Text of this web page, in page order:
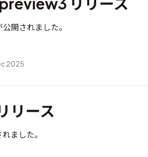
開されました。
2025
リース
ました。